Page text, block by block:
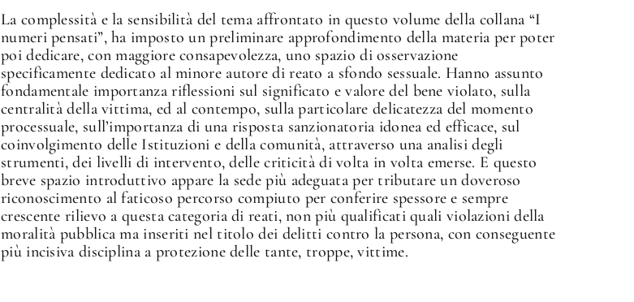
La complessità e la sensibilità del tema affrontato in questo volume della collana “I
numeri pensati”, ha imposto un preliminare approfondimento della materia per poter
poi dedicare, con maggiore consapevolezza, uno spazio di osservazione
specificamente dedicato al minore autore di reato a sfondo sessuale. Hanno assunto
fondamentale importanza riflessioni sul significato e valore del bene violato, sulla
centralità della vittima, ed al contempo, sulla particolare delicatezza del momento
processuale, sull’importanza di una risposta sanzionatoria idonea ed efficace, sul
coinvolgimento delle Istituzioni e della comunità, attraverso una analisi degli
strumenti, dei livelli di intervento, delle criticità di volta in volta emerse. E questo
breve spazio introduttivo appare la sede più adeguata per tributare un doveroso
riconoscimento al faticoso percorso compiuto per conferire spessore e sempre
crescente rilievo a questa categoria di reati, non più qualificati quali violazioni della
moralità pubblica ma inseriti nel titolo dei delitti contro la persona, con conseguente
più incisiva disciplina a protezione delle tante, troppe, vittime.